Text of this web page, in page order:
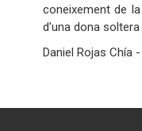
coneixement de
d'una dona
Daniel Rojas Chía